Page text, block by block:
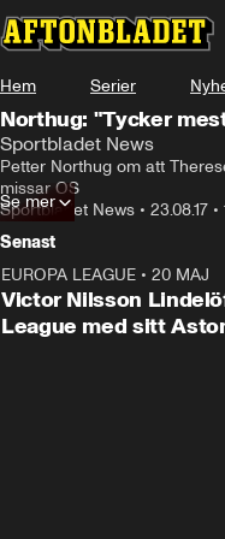
Hem Serier
Northug: "Tycker
Sportbladet News
Petter Northug om att
missar OS
Sportbladet News • 23.08.17 •
Se mer
Senast
EUROPA LEAGUE • 20 MAJ
Victor Nilsson
League med sitt